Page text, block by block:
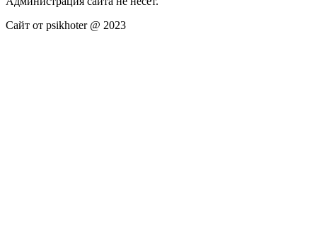
Сайт от psikhoter @ 2023